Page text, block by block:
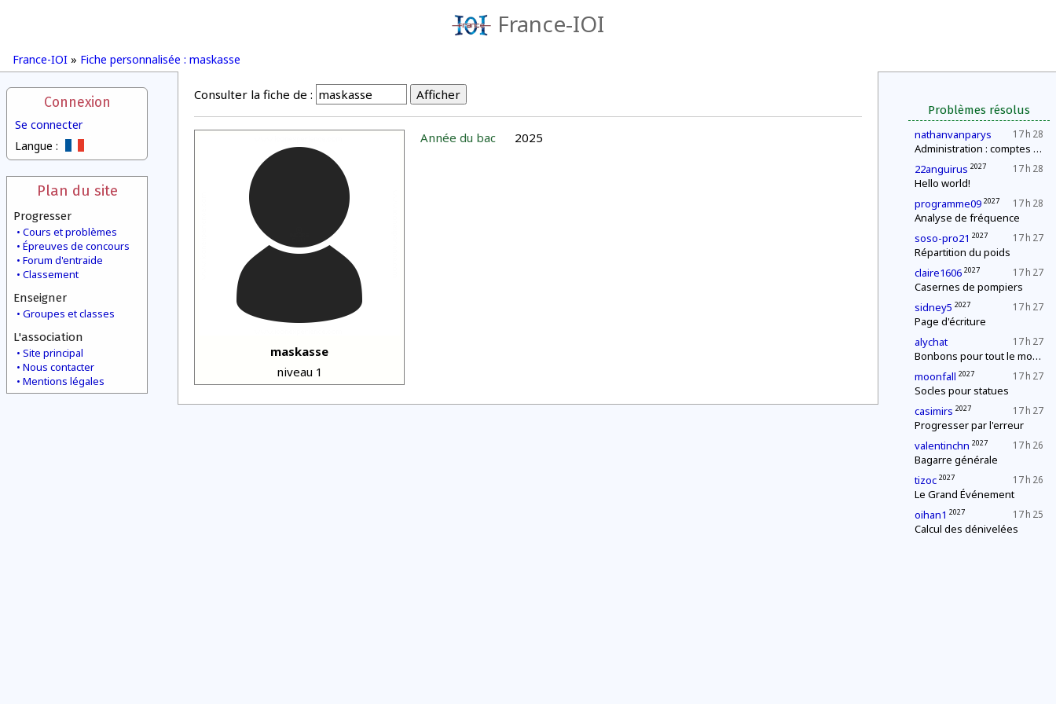
France-IOI
France-IOI » Fiche personnalisée : maskasse
Connexion
Se connecter
Langue :
Plan du site
Progresser
Cours et problèmes
Épreuves de concours
Forum d'entraide
Classement
Enseigner
Groupes et classes
L'association
Site principal
Nous contacter
Mentions légales
Problèmes résolus
17 h 28
nathanvanparys
Administration : comptes annuels
17 h 28
22anguirus 2027
Hello world!
17 h 28
programme09 2027
Analyse de fréquence
17 h 27
soso-pro21 2027
Répartition du poids
17 h 27
claire1606 2027
Casernes de pompiers
17 h 27
sidney5 2027
Page d'écriture
17 h 27
alychat
Bonbons pour tout le monde !
17 h 27
moonfall 2027
Socles pour statues
17 h 27
casimirs 2027
Progresser par l'erreur
17 h 26
valentinchn 2027
Bagarre générale
17 h 26
tizoc 2027
Le Grand Événement
17 h 25
oihan1 2027
Calcul des dénivelées
Consulter la fiche de :
maskasse
niveau 1
Année du bac 2025